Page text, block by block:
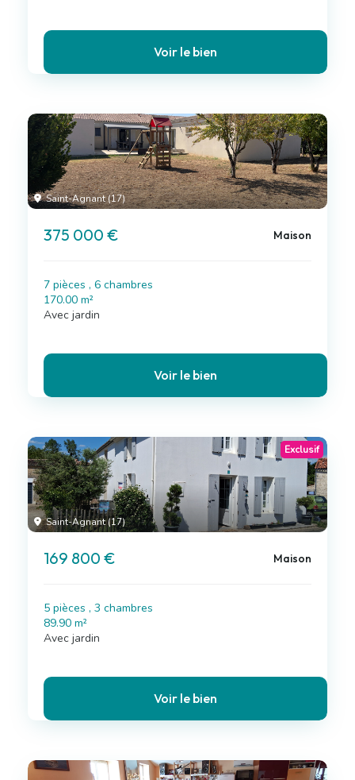
Voir le bien
Saint-Agnant (17)
375 000 € Maison
7 pièces , 6 chambres
170.00 m²
Avec jardin
Voir le bien
Saint-Agnant (17)
Exclusif
169 800 € Maison
5 pièces , 3 chambres
89.90 m²
Avec jardin
Voir le bien